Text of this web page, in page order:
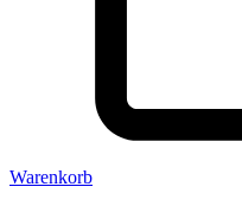
Warenkorb